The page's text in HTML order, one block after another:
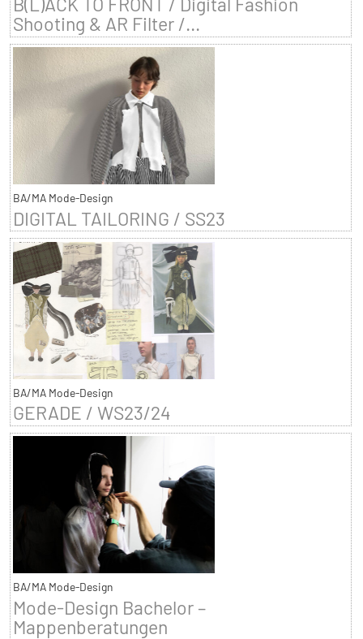
Shooting & AR Filter /...
BA/MA Mode-Design
DIGITAL TAILORING / SS23
BA/MA Mode-Design
GERADE / WS23/24
BA/MA Mode-Design
Mode-Design Bachelor –
Mappenberatungen